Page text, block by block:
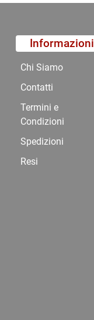
Informazioni
Chi Siamo
Contatti
Termini e
Condizioni
Spedizioni
Resi